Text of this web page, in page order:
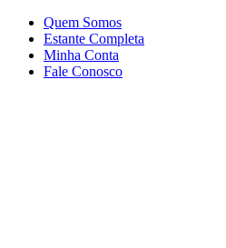
Quem Somos
Estante Completa
Minha Conta
Fale Conosco